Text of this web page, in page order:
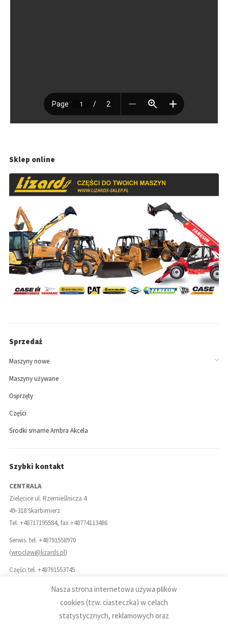
Sklep online
Sprzedaż
Maszyny nowe
Maszyny używane
Osprzęty
Części
Środki smarne Ambra Akcela
Szybki kontakt
CENTRALA
Zielęcice ul. Rzemieślnicza 4
49-318 Skarbimierz
Tel. +48717195584, fax +48774113486
Serwis. tel. +48791558970
(wroclaw@lizards.pl)
Części tel. +48791553745
Biuro: +48791556486
Nasza strona internetowa używa plików
cookies (tzw. ciasteczka) w celach
statystycznych, reklamowych oraz